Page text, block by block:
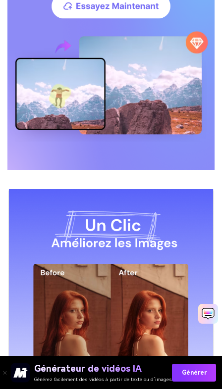
Générateur de vidéos IA
Générez facilement des vidéos à partir de texte ou d’images
Générer